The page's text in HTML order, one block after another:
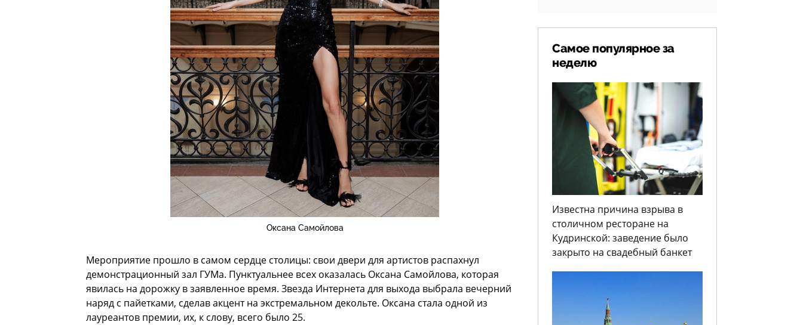
Оксана Самойлова
Мероприятие прошло в самом сердце столицы: свои двери для артистов распахнул
демонстрационный зал ГУМа. Пунктуальнее всех оказалась Оксана Самойлова, которая
явилась на дорожку в заявленное время. Звезда Интернета для выхода выбрала вечерний
наряд с пайетками, сделав акцент на экстремальном декольте. Оксана стала одной из
лауреантов премии, их, к слову, всего было 25.
Самое популярное за
неделю
Известна причина взрыва в
столичном ресторане на
Кудринской: заведение было
закрыто на свадебный банкет